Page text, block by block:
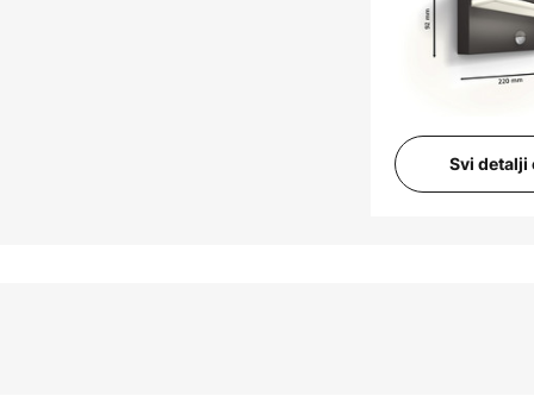
Svi detalji